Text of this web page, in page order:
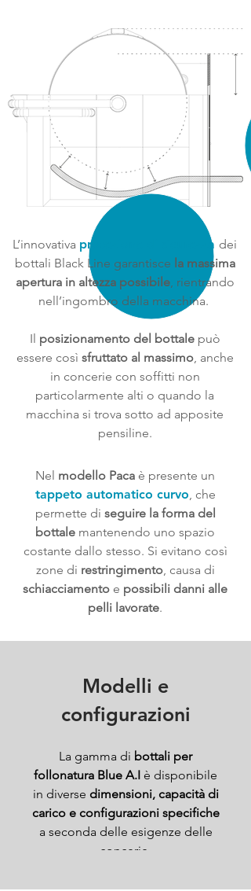
L’innovativa protezione di sicurezza dei
bottali Black Line garantisce la massima
apertura in altezza possibile, rientrando
nell’ingombro della macchina.
Il posizionamento del bottalepuò
essere così sfruttato al massimo, anche
in concerie con soffitti non
particolarmente alti o quando la
macchina si trova sotto ad apposite
pensiline.
Nel modello Paca è presente un
tappeto automatico curvo, che
permette di seguire la forma del
bottale mantenendo uno spazio
costante dallo stesso. Si evitano così
zone di restringimento, causa di
schiacciamento e possibili danni alle
pelli lavorate.
Modelli e
configurazioni
La gamma di bottali per
follonatura Blue A.I è disponibile
in diverse dimensioni, capacità di
carico e configurazioni specifiche
a seconda delle esigenze delle
concerie.